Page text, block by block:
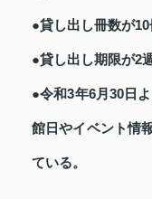
●貸し出し冊数が10
●貸し出し期限が2
●令和3年6月30日
館日やイベント情
ている。